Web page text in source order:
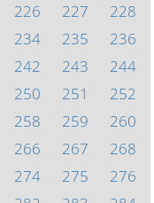
226 227
228
234 235
236
242 243
244
250 251
252
258 259
260
266 267
268
274 275
276